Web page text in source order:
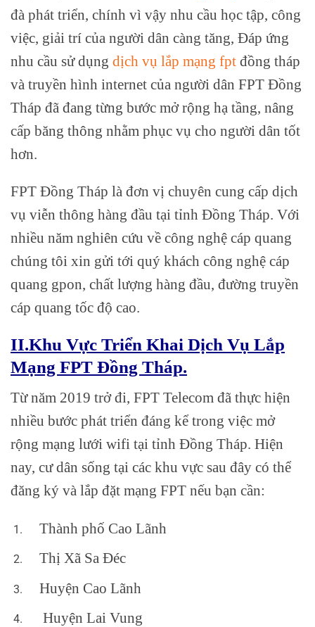
đà phát triển, chính vì vậy nhu cầu học tập, công
việc, giải trí của người dân càng tăng, Đáp ứng
nhu cầu sử dụng dịch vụ lắp mạng fpt đồng tháp
và truyền hình internet của người dân FPT Đồng
Tháp đã đang từng bước mở rộng hạ tầng, nâng
cấp băng thông nhằm phục vụ cho người dân tốt
hơn.
FPT Đồng Tháp là đơn vị chuyên cung cấp dịch
vụ viễn thông hàng đầu tại tỉnh Đồng Tháp. Với
nhiều năm nghiên cứu về công nghệ cáp quang
chúng tôi xin gửi tới quý khách công nghệ cáp
quang gpon, chất lượng hàng đầu, đường truyền
cáp quang tốc độ cao.
II.Khu Vực Triển Khai Dịch Vụ Lắp
Mạng FPT Đồng Tháp.
Từ năm 2019 trở đi, FPT Telecom đã thực hiện
nhiều bước phát triển đáng kể trong việc mở
rộng mạng lưới wifi tại tỉnh Đồng Tháp. Hiện
nay, cư dân sống tại các khu vực sau đây có thể
đăng ký và lắp đặt mạng FPT nếu bạn cần:
Thành phố Cao Lãnh
Thị Xã Sa Đéc
Huyện Cao Lãnh
Huyện Lai Vung